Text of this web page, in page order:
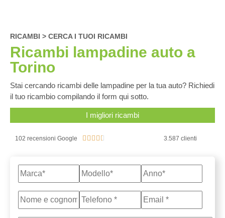
RICAMBI > CERCA I TUOI RICAMBI
Ricambi lampadine auto a
Torino
Stai cercando ricambi delle lampadine per la tua auto? Richiedi
il tuo ricambio compilando il form qui sotto.
I migliori ricambi
102 recensioni Google      3.587 clienti